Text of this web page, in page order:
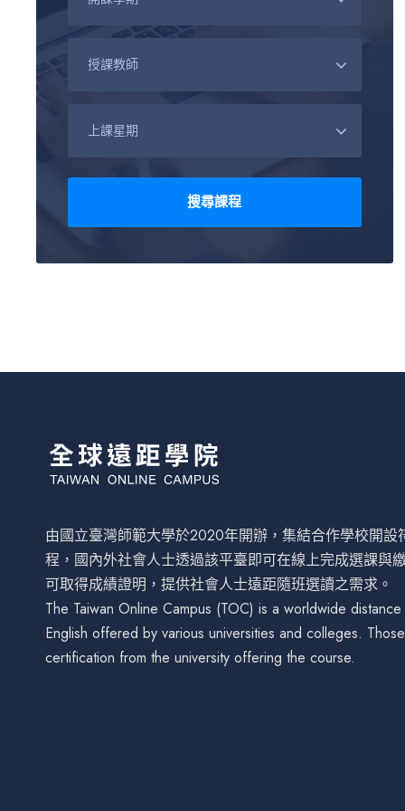
由國立臺灣師範大學於2020年開辦，集結合作學校開
程，國內外社會人士透過該平臺即可在線上完成選課與
可取得成績證明，提供社會人士遠距隨班選讀之需求。
The Taiwan Online Campus (TOC) is a worldwide
English offered by various universities and colleges.
certification from the university offering the course.